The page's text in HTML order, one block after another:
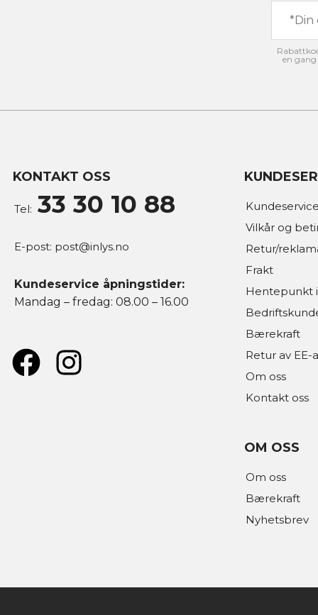
en gang
KONTAKT OSS
Tel: 33 30 10 88
E-post: post@inlys.no
Kundeservice åpningstider:
Mandag – fredag: 08.00 – 16.00
Vilkår og
Retur/
Frakt
Hentepunkt
Bærekraft
Retur av EE-
Om oss
Kontakt oss
OM OSS
Om oss
Bærekraft
Nyhetsbrev